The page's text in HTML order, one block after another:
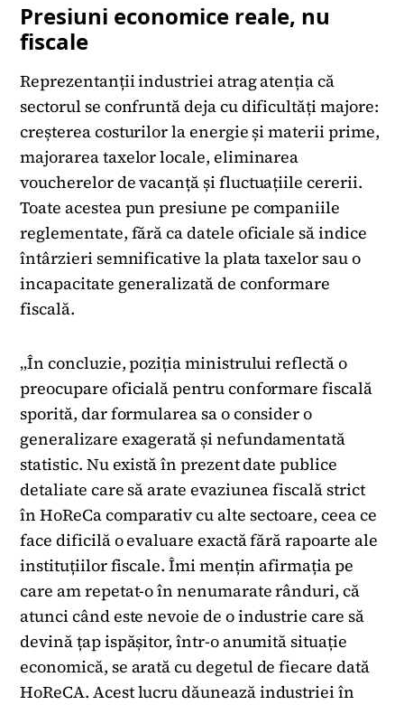
Presiuni economice reale, nu
fiscale
Reprezentanții industriei atrag atenția că
sectorul se confruntă deja cu dificultăți majore:
creșterea costurilor la energie și materii prime,
majorarea taxelor locale, eliminarea
voucherelor de vacanță și fluctuațiile cererii.
Toate acestea pun presiune pe companiile
reglementate, fără ca datele oficiale să indice
întârzieri semnificative la plata taxelor sau o
incapacitate generalizată de conformare
fiscală.
„În concluzie, poziția ministrului reflectă o
preocupare oficială pentru conformare fiscală
sporită, dar formularea sa o consider o
generalizare exagerată și nefundamentată
statistic. Nu există în prezent date publice
detaliate care să arate evaziunea fiscală strict
în HoReCa comparativ cu alte sectoare, ceea ce
face dificilă o evaluare exactă fără rapoarte ale
instituțiilor fiscale. Îmi mențin afirmația pe
care am repetat-o în nenumarate rânduri, că
atunci când este nevoie de o industrie care să
devină țap ispășitor, într-o anumită situație
economică, se arată cu degetul de fiecare dată
HoReCA. Acest lucru dăunează industriei în